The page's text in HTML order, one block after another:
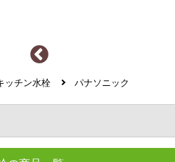
ッチン水栓 パナソニック